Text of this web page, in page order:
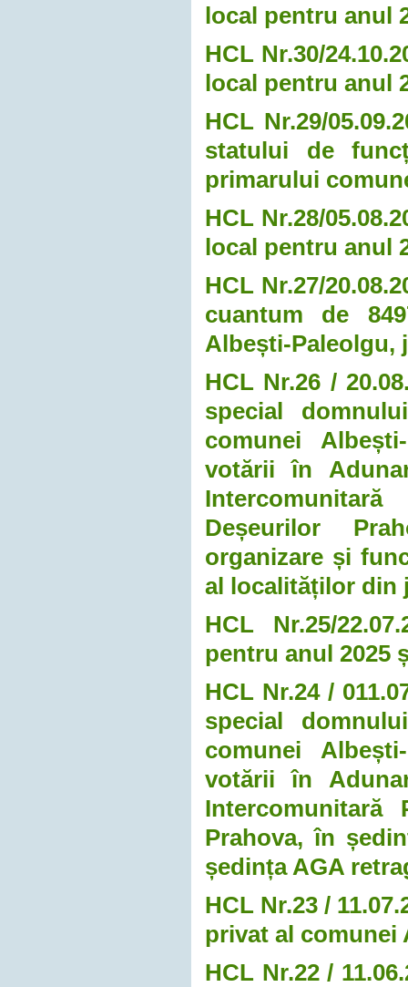
local pentru anul
HCL Nr.30/
local pentru anul
HCL Nr.29/
statului de
primarului
HCL Nr.28/
local pentru anul
HCL Nr.27/
cuantum de
Albești-Paleolgu,
HCL Nr.26 /
special
comunei
votării în
Deșeurilor
organizare și
al localităților din
HCL Nr.25/
pentru anul 2025
HCL Nr.24 /
special
comunei
votării în
Intercomunitară
Prahova, în
ședința AGA
HCL Nr.23 /
privat al comunei
HCL Nr.22 /